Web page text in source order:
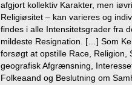
afgjort kollektiv Karakter, men
Religiøsitet – kan varieres og
findes i alle Intensitetsgrader fra
mildeste Resignation. […] Som
forsøgt at opstille Race, Religion,
geografisk Afgrænsning,
Folkeaand og Beslutning om